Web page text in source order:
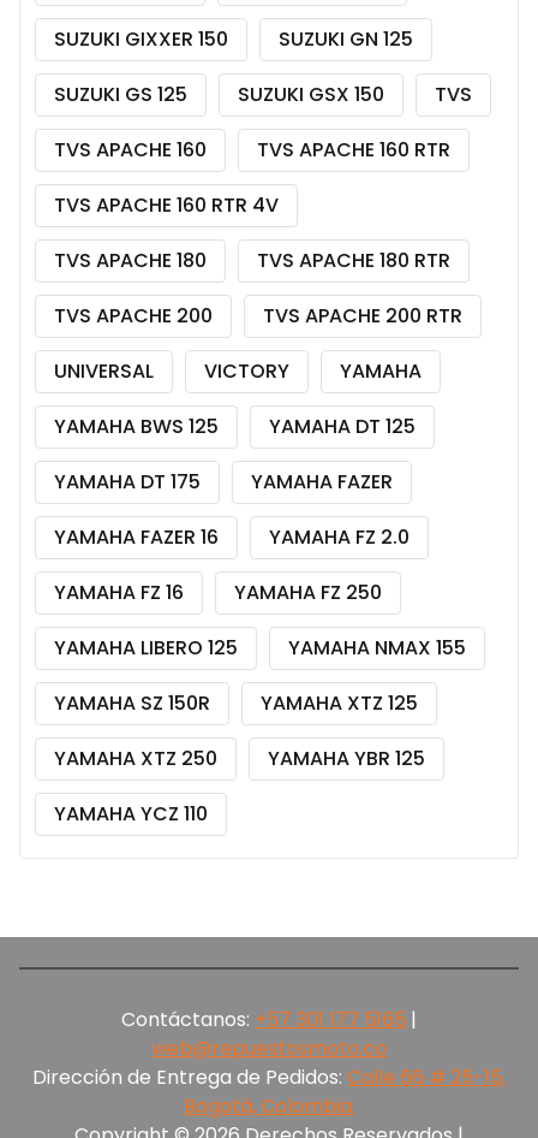
SUZUKI GIXXER 150
SUZUKI GN 125
SUZUKI GS 125
SUZUKI GSX 150
TVS
TVS APACHE 160
TVS APACHE 160 RTR
TVS APACHE 160 RTR 4V
TVS APACHE 180
TVS APACHE 180 RTR
TVS APACHE 200
TVS APACHE 200 RTR
UNIVERSAL
VICTORY
YAMAHA
YAMAHA BWS 125
YAMAHA DT 125
YAMAHA DT 175
YAMAHA FAZER
YAMAHA FAZER 16
YAMAHA FZ 2.0
YAMAHA FZ 16
YAMAHA FZ 250
YAMAHA LIBERO 125
YAMAHA NMAX 155
YAMAHA SZ 150R
YAMAHA XTZ 125
YAMAHA XTZ 250
YAMAHA YBR 125
YAMAHA YCZ 110
Contáctanos: +57 301 177 5165‬ |
web@repuestosmoto.co
Dirección de Entrega de Pedidos: Calle 66 # 25-15,
Bogotá, Colombia.